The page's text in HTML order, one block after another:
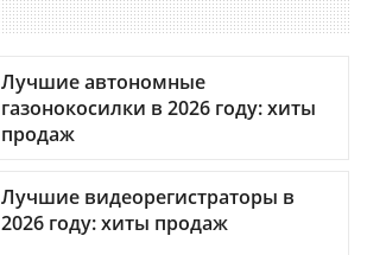
Лучшие автономные
газонокосилки в 2026 году: хиты
продаж
Лучшие видеорегистраторы в
2026 году: хиты продаж